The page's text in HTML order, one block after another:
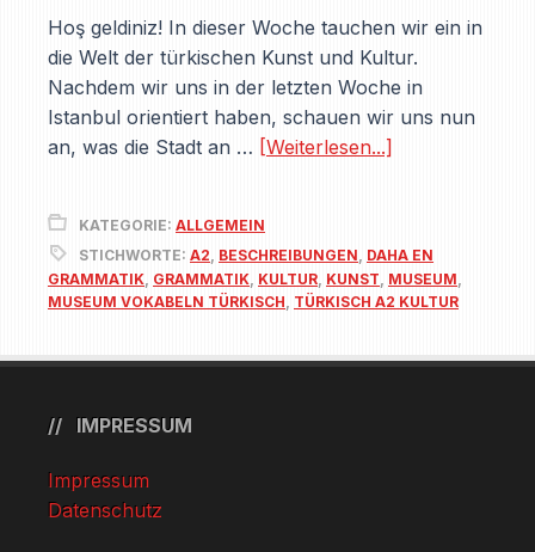
Hoş geldiniz! In dieser Woche tauchen wir ein in
die Welt der türkischen Kunst und Kultur.
Nachdem wir uns in der letzten Woche in
Istanbul orientiert haben, schauen wir uns nun
an, was die Stadt an … [Weiterlesen...]
KATEGORIE: ALLGEMEIN
STICHWORTE: A2, BESCHREIBUNGEN, DAHA EN
GRAMMATIK, GRAMMATIK, KULTUR, KUNST, MUSEUM,
MUSEUM VOKABELN TÜRKISCH, TÜRKISCH A2 KULTUR
IMPRESSUM
Impressum
Datenschutz